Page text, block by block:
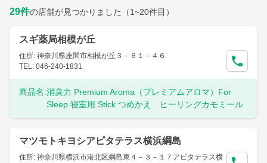
29件の店舗が見つかりました （1~20件目）
スギ薬局相模が丘
住所: 神奈川県座間市相模が丘３－６１－４６
TEL: 046-240-1831
商品名:消臭力 Premium Aroma（プレミアムアロマ）For
Sleep 寝室用 Stick つめかえ ヒーリングカモミール
マツモトキヨシアピタテラス横浜綱島
住所: 神奈川県横浜市港北区綱島東４－３－１７アピタテラス横